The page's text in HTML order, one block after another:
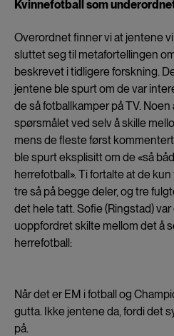
Kvinnefotball som
Overordnet finner vi at jentene
sluttet seg til metafortellingen
beskrevet i tidligere forskning.
jentene ble spurt om de var
de så fotballkamper på TV.
spørsmålet ved selv å skille
mens de fleste først
ble spurt eksplisitt om de «så
herrefotball». Ti fortalte at de
tre så på begge deler, og tre
det hele tatt. Sofie (Ringstad)
uoppfordret skilte mellom det å
herrefotball:
Når det er EM i fotball og
gutta. Ikke jentene da, fordi det
på.